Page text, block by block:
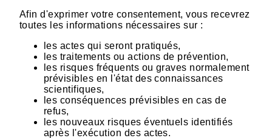
Afin d'exprimer votre consentement, vous recevrez
toutes les informations nécessaires sur :
les actes qui seront pratiqués,
les traitements ou actions de prévention,
les risques fréquents ou graves normalement
prévisibles en l'état des connaissances
scientifiques,
les conséquences prévisibles en cas de
refus,
les nouveaux risques éventuels identifiés
après l'exécution des actes.